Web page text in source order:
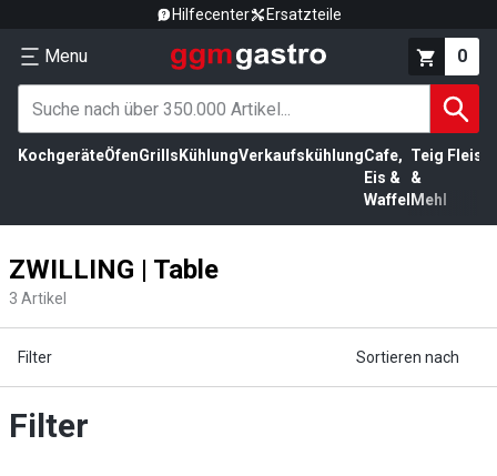
Hilfecenter Ersatzteile
Menu 0
KochgeräteÖfenGrills KühlungVerkaufskühlungCafe,
Eis &
Waffel
Teig
&
Mehl
ZWILLING | Table
3 Artikel
Filter Sortieren nach
Filter